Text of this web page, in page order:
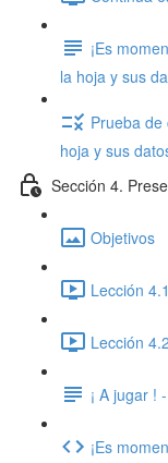
¡Es
la hoja y sus
Prueba
hoja y sus
Sección 4.
Objetivos
Lección
Lección
¡ A jugar !
¡Es